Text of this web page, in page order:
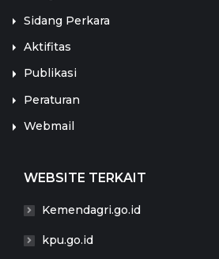
Sidang Perkara
Aktifitas
Publikasi
Peraturan
Webmail
WEBSITE TERKAIT
Kemendagri.go.id
kpu.go.id